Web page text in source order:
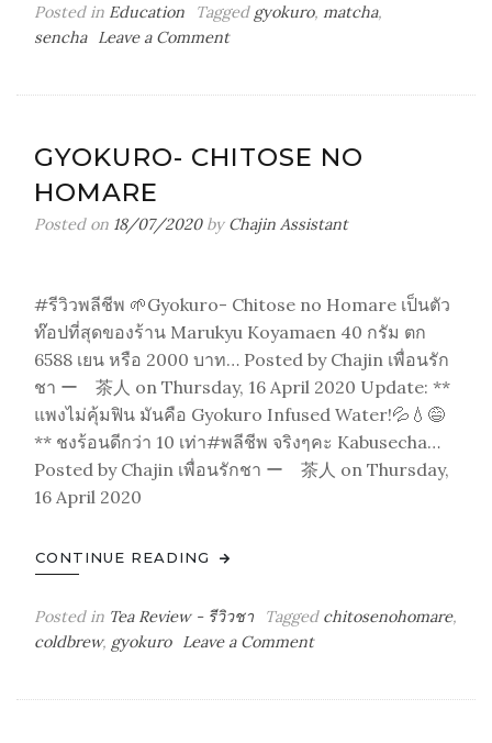
Posted in Education Tagged gyokuro, matcha,
sencha
Leave a Commenton
Japanese
by
Tyas
GYOKURO- CHITOSE NO
HOMARE
Posted on 18/07/2020by Chajin Assistant
#รีวิวพลีชีพ 🌱Gyokuro- Chitose no Homare เป็นตัว
ท๊อปที่สุดของร้าน Marukyu Koyamaen 40 กรัม ตก
6588 เยน หรือ 2000 บาท… Posted by Chajin เพื่อนรัก
ชา ー 茶人 on Thursday, 16 April 2020 Update: **
แพงไม่คุ้มฟิน มันคือ Gyokuro Infused Water!💦💧😅
** ชงร้อนดีกว่า 10 เท่า#พลีชีพ จริงๆคะ Kabusecha…
Posted by Chajin เพื่อนรักชา ー 茶人 on Thursday,
16 April 2020
CONTINUE READING
Posted in Tea Review - รีวิวชา Tagged chitosenohomare,
coldbrew, gyokuro Leave a Commenton